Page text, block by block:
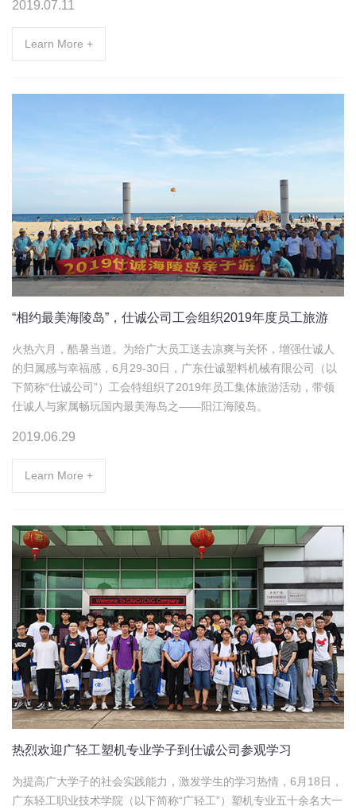
2019.07.11
Learn More +
“相约最美海陵岛”，仕诚公司工会组织2019年度员工旅游
火热六月，酷暑当道。为给广大员工送去凉爽与关怀，增强仕诚人
的归属感与幸福感，6月29-30日，广东仕诚塑料机械有限公司（以
下简称“仕诚公司”）工会特组织了2019年员工集体旅游活动，带领
仕诚人与家属畅玩国内最美海岛之——阳江海陵岛。
2019.06.29
Learn More +
热烈欢迎广轻工塑机专业学子到仕诚公司参观学习
为提高广大学子的社会实践能力，激发学生的学习热情，6月18日，
广东轻工职业技术学院（以下简称“广轻工”）塑机专业五十余名大一